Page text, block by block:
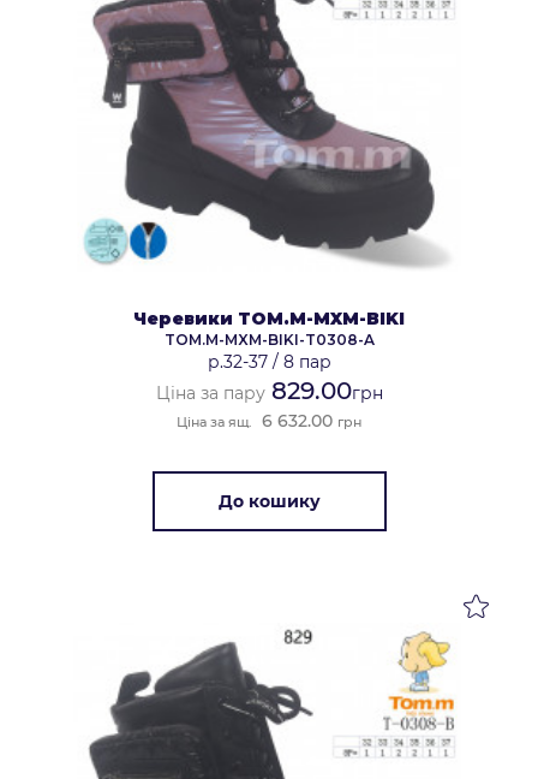
Черевики TOM.M-MXM-BIKI
TOM.M-MXM-BIKI-T0308-A
р.32-37/ 8 пар
Ціна за пару829.00грн
Ціна за ящ. 6 632.00 грн
До кошику